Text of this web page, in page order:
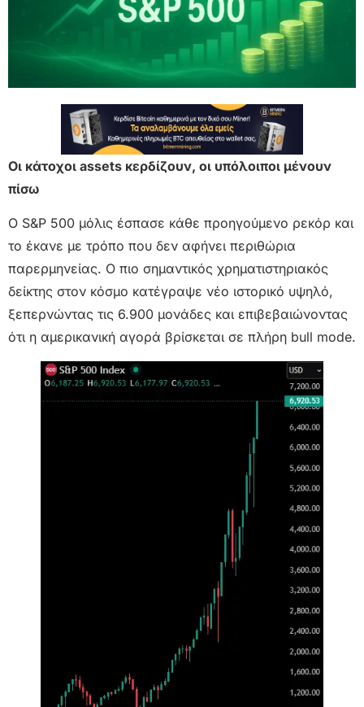
Οι κάτοχοι assets κερδίζουν, οι υπόλοιποι μένουν
πίσω
Ο S&P 500 μόλις έσπασε κάθε προηγούμενο ρεκόρ και
το έκανε με τρόπο που δεν αφήνει περιθώρια
παρερμηνείας. Ο πιο σημαντικός χρηματιστηριακός
δείκτης στον κόσμο κατέγραψε νέο ιστορικό υψηλό,
ξεπερνώντας τις 6.900 μονάδες και επιβεβαιώνοντας
ότι η αμερικανική αγορά βρίσκεται σε πλήρη bull mode.